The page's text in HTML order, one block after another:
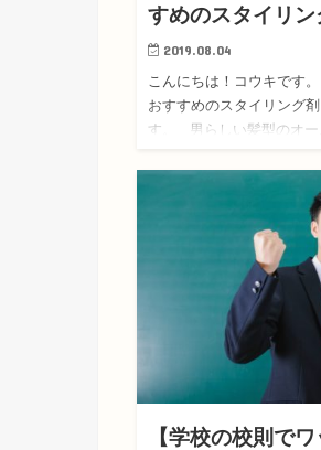
すめのスタイリ
2019.08.04
こんにちは！コウキです
おすすめのスタイリング
す。 男らしい髪型のオー
【学校の校則で